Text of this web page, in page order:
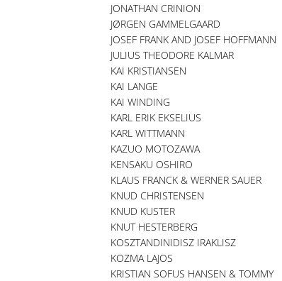
JONATHAN CRINION
JØRGEN GAMMELGAARD
JOSEF FRANK AND JOSEF HOFFMANN
JULIUS THEODORE KALMAR
KAI KRISTIANSEN
KAI LANGE
KAI WINDING
KARL ERIK EKSELIUS
KARL WITTMANN
KAZUO MOTOZAWA
KENSAKU OSHIRO
KLAUS FRANCK & WERNER SAUER
KNUD CHRISTENSEN
KNUD KUSTER
KNUT HESTERBERG
KOSZTANDINIDISZ IRAKLISZ
KOZMA LAJOS
KRISTIAN SOFUS HANSEN & TOMMY